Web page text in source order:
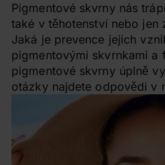
Pigmentové skvrny nás
také v těhotenství nebo jen
Jaká je prevence jejich
pigmentovými skvrnkami a
pigmentové skvrny úplně
otázky najdete odpovědi v